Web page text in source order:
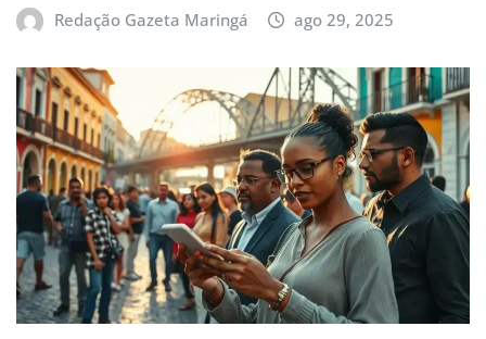
Redação Gazeta Maringá ago 29, 2025